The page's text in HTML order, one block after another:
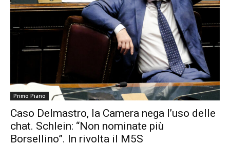
Primo Piano
Caso Delmastro, la Camera nega l’uso delle
chat. Schlein: “Non nominate più
Borsellino”. In rivolta il M5S